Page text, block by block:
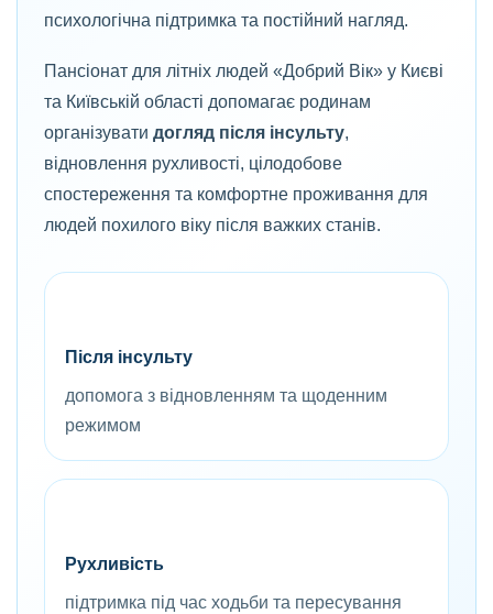
психологічна підтримка та постійний нагляд.
Пансіонат для літніх людей «Добрий Вік» у Києві
та Київській області допомагає родинам
організувати догляд після інсульту,
відновлення рухливості, цілодобове
спостереження та комфортне проживання для
людей похилого віку після важких станів.
Після інсульту
допомога з відновленням та щоденним
режимом
Рухливість
підтримка під час ходьби та пересування